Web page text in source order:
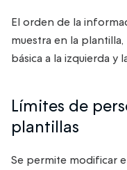
El orden de la
muestra en la
básica a la izquierda y
Límites de
plantillas
Se permite modificar